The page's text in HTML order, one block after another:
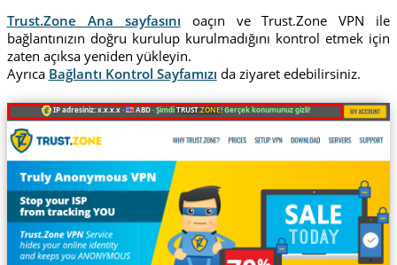
Trust.Zone Ana sayfasını oaçın ve Trust.Zone VPN ile
bağlantınızın doğru kurulup kurulmadığını kontrol etmek için
zaten açıksa yeniden yükleyin.
Ayrıca Bağlantı Kontrol Sayfamızı da ziyaret edebilirsiniz.
IP adresiniz: x.x.x.x · ABD ·ŞimdiTRUST.ZONE! Gerçek konumunuz gizli!